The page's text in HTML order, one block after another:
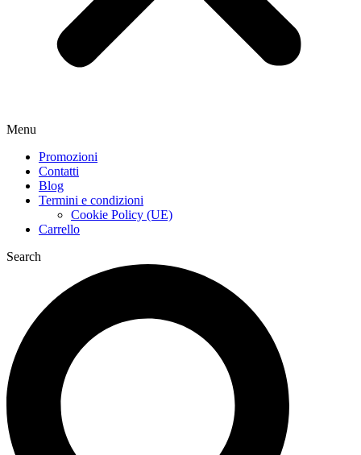
Menu
Promozioni
Contatti
Blog
Termini e condizioni
Cookie Policy (UE)
Carrello
Search